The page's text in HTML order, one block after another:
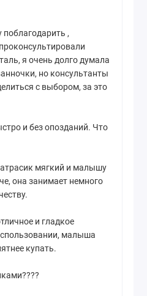
поблагодарить ,
я очень долго думала
но консультанты
с выбором, за это
и без опозданий. Что
мягкий и малышу
она занимает немного
и гладкое
малыша
купать.